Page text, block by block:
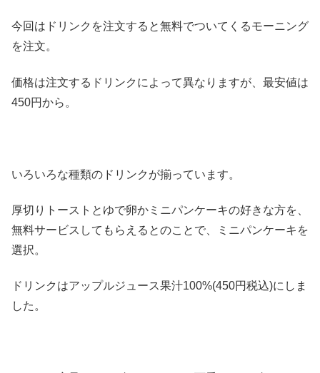
今回はドリンクを注文すると無料でついてくるモーニング
を注文。
価格は注文するドリンクによって異なりますが、最安値は
450円から。
いろいろな種類のドリンクが揃っています。
厚切りトーストとゆで卵かミニパンケーキの好きな方を、
無料サービスしてもらえるとのことで、ミニパンケーキを
選択。
ドリンクはアップルジュース果汁100%(450円税込)にしま
した。